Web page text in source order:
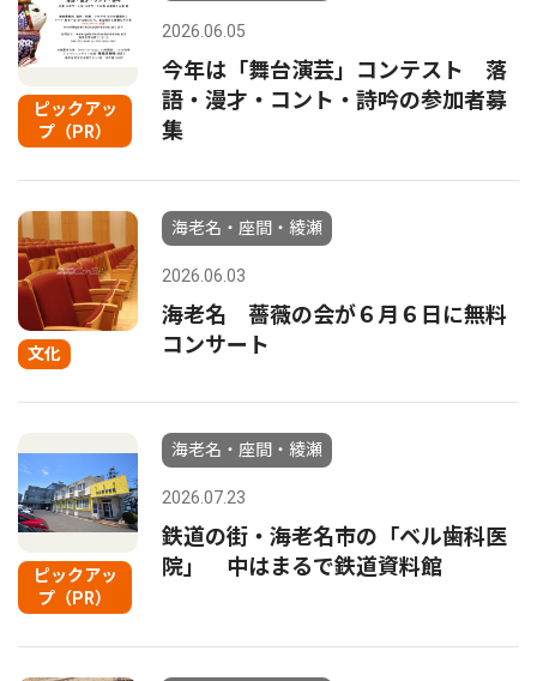
ピックアッ
プ（PR）
2026.06.05
今年は「舞台演芸」コンテスト 落
語・漫才・コント・詩吟の参加者募
集
文化
海老名・座間・綾瀬
2026.06.03
海老名 薔薇の会が６月６日に無料
コンサート
ピックアッ
プ（PR）
海老名・座間・綾瀬
2026.07.23
鉄道の街・海老名市の「ベル歯科医
院」 中はまるで鉄道資料館